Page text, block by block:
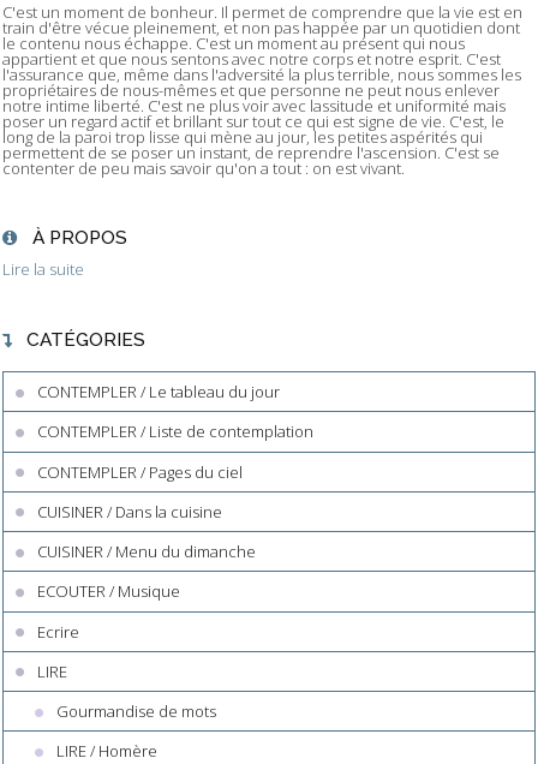
C'est un moment de bonheur. Il permet de comprendre que la vie est en
train d'être vécue pleinement, et non pas happée par un quotidien dont
le contenu nous échappe. C'est un moment au présent qui nous
appartient et que nous sentons avec notre corps et notre esprit. C'est
l'assurance que, même dans l'adversité la plus terrible, nous sommes les
propriétaires de nous-mêmes et que personne ne peut nous enlever
notre intime liberté. C'est ne plus voir avec lassitude et uniformité mais
poser un regard actif et brillant sur tout ce qui est signe de vie. C'est, le
long de la paroi trop lisse qui mène au jour, les petites aspérités qui
permettent de se poser un instant, de reprendre l'ascension. C'est se
contenter de peu mais savoir qu'on a tout : on est vivant.
À PROPOS
Lire la suite
CATÉGORIES
CONTEMPLER / Le tableau du jour
CONTEMPLER / Liste de contemplation
CONTEMPLER / Pages du ciel
CUISINER / Dans la cuisine
CUISINER / Menu du dimanche
ECOUTER / Musique
Ecrire
LIRE
Gourmandise de mots
LIRE / Homère